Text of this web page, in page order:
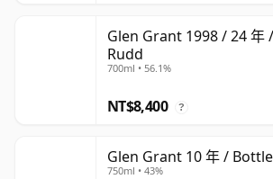
Glen Grant 1998 / 24 年
Rudd
700ml • 56.1%
NT$8,400 ?
Glen Grant 10 年 /
750ml • 43%